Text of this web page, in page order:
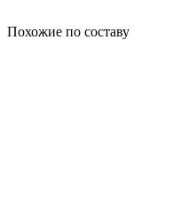
Похожие по составу